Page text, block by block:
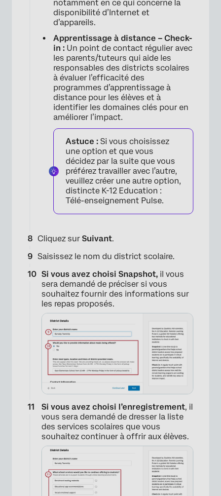
×
notamment en ce qui concerne la
disponibilité d’Internet et
d’appareils.
Apprentissage à distance – Check-
in : Un point de contact régulier avec
les parents/tuteurs qui aide les
responsables des districts scolaires
à évaluer l’efficacité des
programmes d’apprentissage à
distance pour les élèves et à
identifier les domaines clés pour en
améliorer l’impact.
Astuce : Si vous choisissez
une option et que vous
décidez par la suite que vous
préférez travailler avec l’autre,
veuillez créer une autre option,
distincte K-12 Education :
Télé-enseignement Pulse.
Cliquez sur Suivant.
Saisissez le nom du district scolaire.
Si vous avez choisi Snapshot, il vous
sera demandé de préciser si vous
souhaitez fournir des informations sur
les repas proposés.
Si vous avez choisi l’enregistrement, il
vous sera demandé de dresser la liste
des services scolaires que vous
souhaitez continuer à offrir aux élèves.